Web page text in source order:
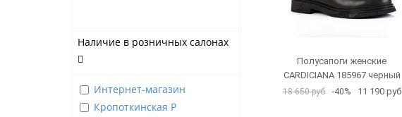
Наличие в розничных салонах
Интернет-магазин
Кропоткинская Р
Полусапоги женские
CARDICIANA 185967 черный
18 650 руб -40% 11 190 руб